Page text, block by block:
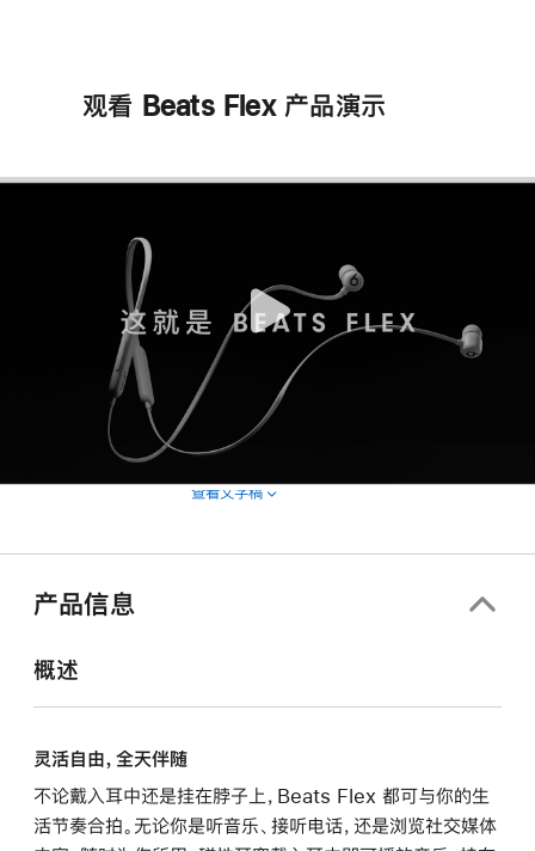
打
观看 Beats Flex 产品演示
查看文字稿
产品信息
概述
灵活自由，全天伴随
不论戴入耳中还是挂在脖子上，Beats Flex 都可与你的生
活节奏合拍。无论你是听音乐、接听电话，还是浏览社交媒体